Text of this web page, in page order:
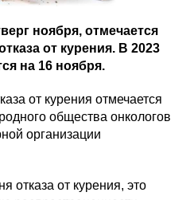
ноября, отмечается
от курения. В 2023
на 16 ноября.
от курения отмечается
общества онкологов
организации
отказа от курения, это